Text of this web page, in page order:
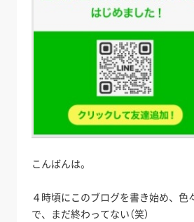
こんばんは。
４時頃にこのブログを書き始め、色
で、まだ終わってない（笑）